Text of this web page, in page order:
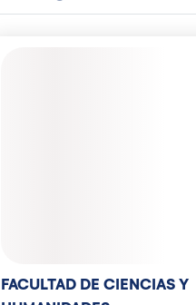
FACULTAD DE CIENCIAS Y